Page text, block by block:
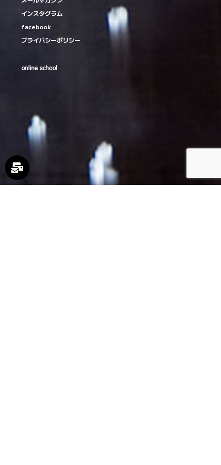
インスタグラム
facebook
プライバシーポリシー
online school